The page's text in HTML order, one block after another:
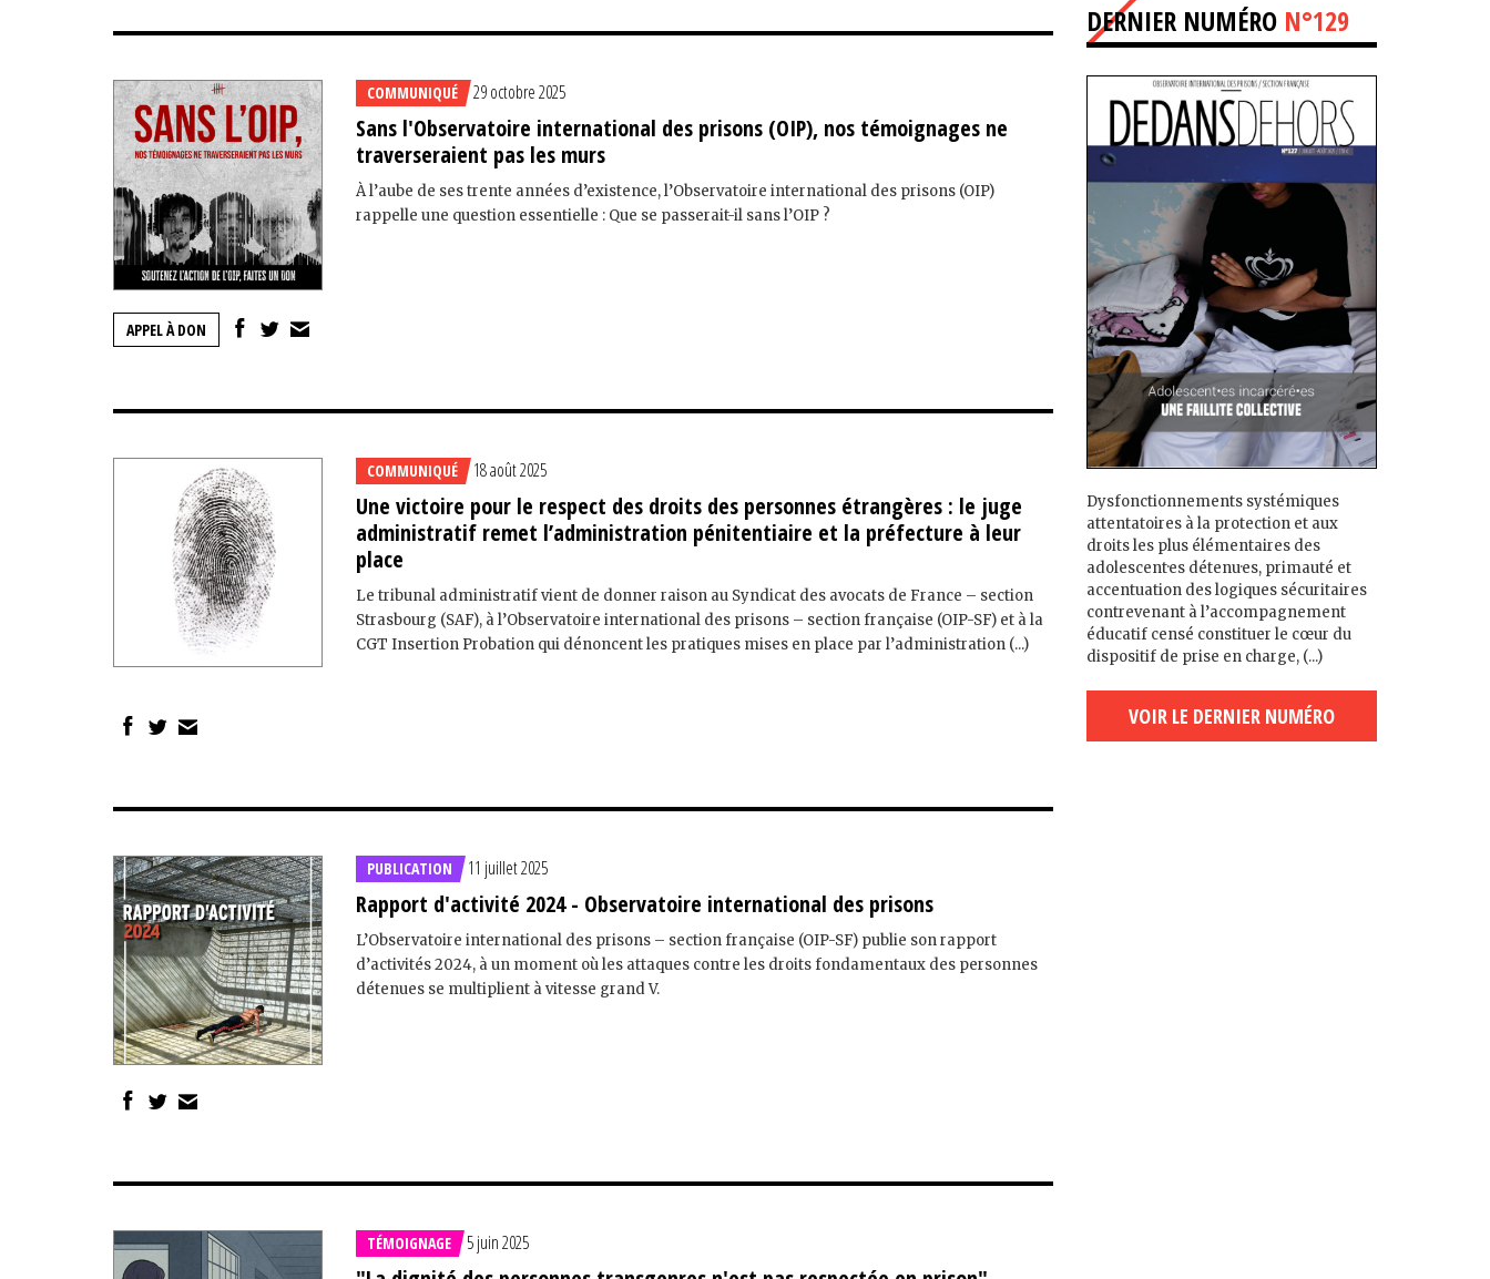
COMMUNIQUÉ 29 octobre 2025
Sans l'Observatoire international des prisons (OIP), nos témoignages ne
traverseraient pas les murs
À l’aube de ses trente années d’existence, l’Observatoire international des prisons (OIP)
rappelle une question essentielle : Que se passerait-il sans l’OIP ?
APPEL À DON
COMMUNIQUÉ 18 août 2025
Une victoire pour le respect des droits des personnes étrangères : le juge
administratif remet l’administration pénitentiaire et la préfecture à leur
place
Le tribunal administratif vient de donner raison au Syndicat des avocats de France – section
Strasbourg (SAF), à l’Observatoire international des prisons – section française (OIP-SF) et à la
CGT Insertion Probation qui dénoncent les pratiques mises en place par l’administration (...)
PUBLICATION 11 juillet 2025
Rapport d'activité 2024 - Observatoire international des prisons
L’Observatoire international des prisons – section française (OIP-SF) publie son rapport
d’activités 2024, à un moment où les attaques contre les droits fondamentaux des personnes
détenues se multiplient à vitesse grand V.
TÉMOIGNAGE 5 juin 2025
DERNIER NUMÉRO N°129
Dysfonctionnements systémiques
attentatoires à la protection et aux
droits les plus élémentaires des
adolescent·es détenu·es, primauté et
accentuation des logiques sécuritaires
contrevenant à l’accompagnement
éducatif censé constituer le cœur du
dispositif de prise en charge, (...)
VOIR LE DERNIER NUMÉRO